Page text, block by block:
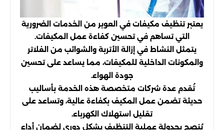
يعتبر تنظيف مكيفات في العوير من الخدمات الضرورية
التي تساهم في تحسين كفاءة عمل المكيفات.
يتمثل النشاط في إزالة الأتربة والشوائب من الفلاتر
والمكونات الداخلية للمكيفات، مما يساعد على تحسين
جودة الهواء.
تُقدم عدة شركات متخصصة هذه الخدمة بأساليب
حديثة تضمن عمل المكيف بكفاءة عالية، وتساعد على
تقليل استهلاك الكهرباء.
يُنصح بجدولة عملية التنظيف بشكل دوري لضمان أداء